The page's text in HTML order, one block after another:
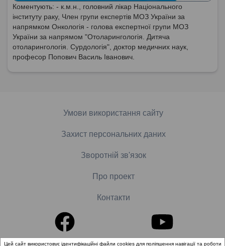
Коментують: - к.м.н., головний лікар Національного
інституту раку, Член групи експертів МОЗ України за
напрямком Онкологія - голова експертної групи МОЗ
України за напрямом "Отоларингологія. Дитяча
отоларингологія. Сурдологія", доктор медичних наук,
професор Попович Василь Іванович.
Умови використання сайту
Захист персональних даних
Зворотній зв'язок
Про проект
Контакти
Цей сайт використовує ідентифікаційні файли cookies для поліпшення навігації та роботи